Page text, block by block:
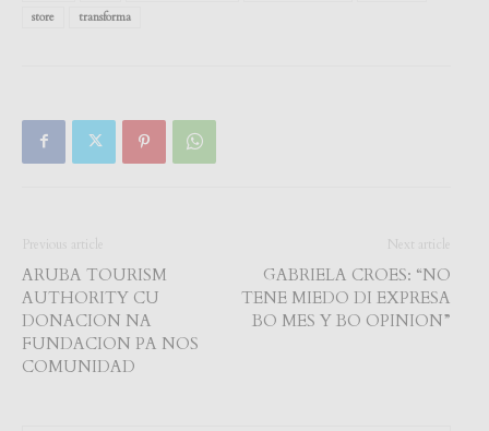
store
transforma
Previous article
ARUBA TOURISM
AUTHORITY CU
DONACION NA
FUNDACION PA NOS
COMUNIDAD
Next article
GABRIELA CROES: “NO
TENE MIEDO DI EXPRESA
BO MES Y BO OPINION”